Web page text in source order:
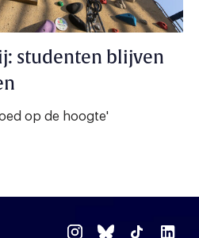
studenten blijven
op de hoogte'